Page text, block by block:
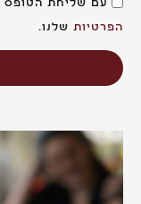
שליחת הטופס אני
שלנו.